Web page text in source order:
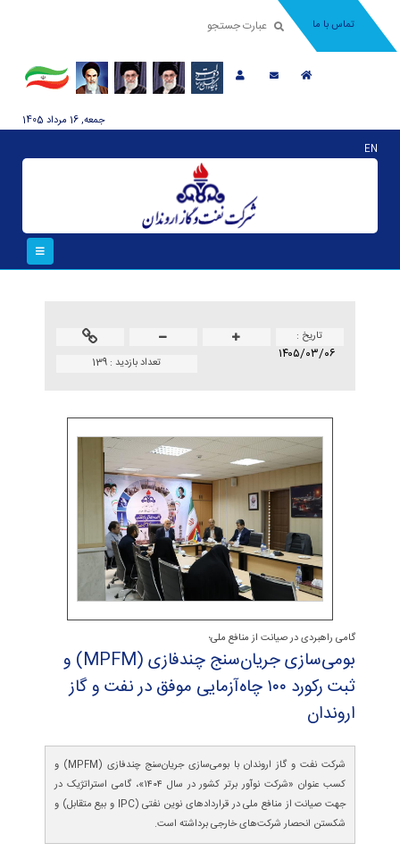
تماس با ما
جمعه, 16 مرداد 1405
EN
تاريخ :
۱۴۰۵/۰۳/۰۶ تعداد بازدید : 139
گامی راهبردی در صیانت از منافع ملی؛
بومی‌سازی جریان‌سنج چندفازی (MPFM) و
ثبت ركورد ۱۰۰ چاه‌آزمایی موفق در نفت و گاز
اروندان
شرکت نفت و گاز اروندان با بومی‌سازی جریان‌سنج چندفازی (MPFM) و
کسب عنوان «شرکت نوآور برتر کشور در سال ۱۴۰۴»، گامی استراتژیک در
جهت صیانت از منافع ملی در قراردادهای نوین نفتی (IPC و بیع متقابل) و
شکستن انحصار شرکت‌های خارجی برداشته است.